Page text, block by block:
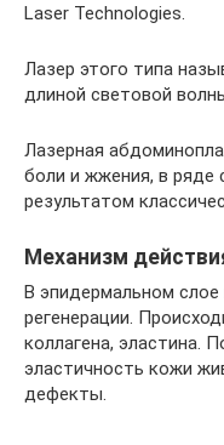
Laser Technologies.
Лазер этого типа
длиной световой
Лазерная
боли и жжения, в ряде
результатом
Механизм
В эпидермальном
регенерации.
коллагена, эластина.
эластичность кожи
дефекты.